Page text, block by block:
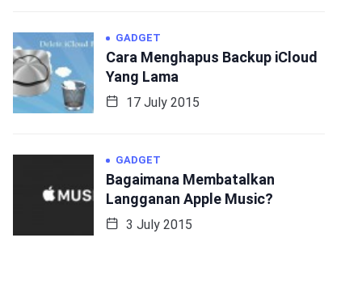
GADGET
Cara Menghapus Backup iCloud
Yang Lama
17 July 2015
GADGET
Bagaimana Membatalkan
Langganan Apple Music?
3 July 2015